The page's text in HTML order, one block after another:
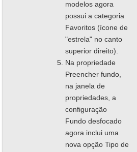
modelos agora
possui a categoria
Favoritos (ícone de
"estrela" no canto
superior direito).
Na propriedade
Preencher fundo,
na janela de
propriedades, a
configuração
Fundo desfocado
agora inclui uma
nova opção Tipo de